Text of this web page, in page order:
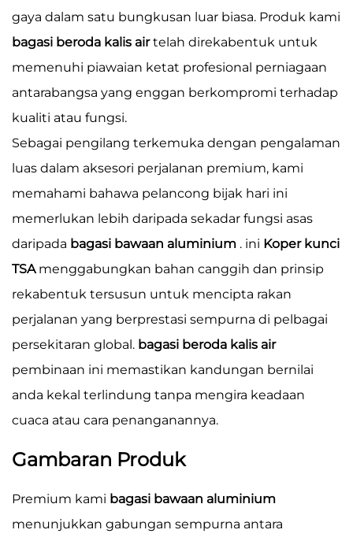
gaya dalam satu bungkusan luar biasa. Produk kami
bagasi beroda kalis airtelah direkabentuk untuk
memenuhi piawaian ketat profesional perniagaan
antarabangsa yang enggan berkompromi terhadap
kualiti atau fungsi.
Sebagai pengilang terkemuka dengan pengalaman
luas dalam aksesori perjalanan premium, kami
memahami bahawa pelancong bijak hari ini
memerlukan lebih daripada sekadar fungsi asas
daripada bagasi bawaan aluminium . ini Koper kunci
TSA menggabungkan bahan canggih dan prinsip
rekabentuk tersusun untuk mencipta rakan
perjalanan yang berprestasi sempurna di pelbagai
persekitaran global. bagasi beroda kalis air
pembinaan ini memastikan kandungan bernilai
anda kekal terlindung tanpa mengira keadaan
cuaca atau cara penanganannya.
Gambaran Produk
Premium kami bagasi bawaan aluminium
menunjukkan gabungan sempurna antara